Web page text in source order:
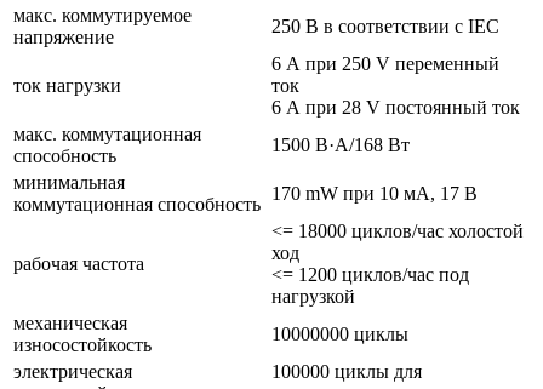
макс. коммутируемое
напряжение
250 В в соответствии с IEC
ток нагрузки
6 А при 250 V переменный
ток
6 А при 28 V постоянный ток
макс. коммутационная
способность
1500 В·А/168 Вт
минимальная
коммутационная способность
170 mW при 10 мА, 17 В
рабочая частота
<= 18000 циклов/час холостой
ход
<= 1200 циклов/час под
нагрузкой
механическая
износостойкость
10000000 циклы
электрическая
100000 циклы для